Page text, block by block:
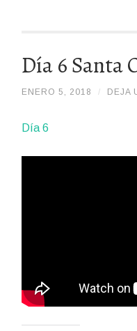
Día 6 Santa
ENERO 5, 2018
// DEJA
Día 6